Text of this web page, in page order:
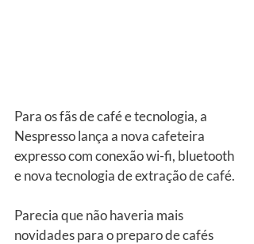
Para os fãs de café e tecnologia, a
Nespresso lança a nova cafeteira
expresso com conexão wi-fi, bluetooth
e nova tecnologia de extração de café.
Parecia que não haveria mais
novidades para o preparo de cafés